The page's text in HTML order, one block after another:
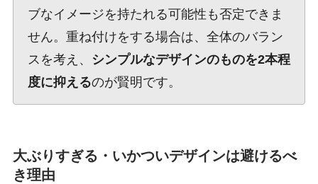
ブなイメージを持たれる可能性も否定できま
せん。重ね付けをする場合は、全体のバラン
スを考え、
シンプルなデザインのものを2本程
度に抑えるのが賢明です。
大ぶりすぎる・いかついデザインは避けるべ
き理由